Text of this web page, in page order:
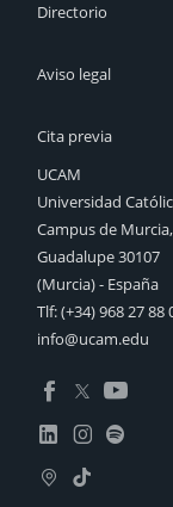
Directorio
Aviso legal
Cita previa
UCAM
Universidad
Campus de
Guadalupe 30107
(Murcia) - España
Tlf:(+34) 968 27 88
info@ucam.edu